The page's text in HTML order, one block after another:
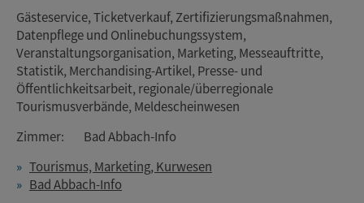
Gästeservice, Ticketverkauf, Zertifizierungsmaßnahmen,
Datenpflege und Onlinebuchungssystem,
Veranstaltungsorganisation, Marketing, Messeauftritte,
Statistik, Merchandising-Artikel, Presse- und
Öffentlichkeitsarbeit, regionale/überregionale
Tourismusverbände, Meldescheinwesen
Zimmer:
Bad Abbach-Info
Tourismus, Marketing, Kurwesen
Bad Abbach-Info